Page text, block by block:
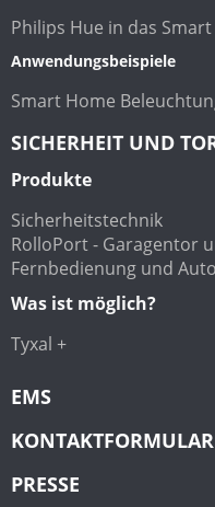
Philips Hue in das
Anwendungsbeispiele
Smart Home
SICHERHEIT UND
Produkte
Sicherheitstechnik
RolloPort - Garagentor
Fernbedienung und
Was ist möglich?
Tyxal +
EMS
KONTAKTFORMULAR
PRESSE